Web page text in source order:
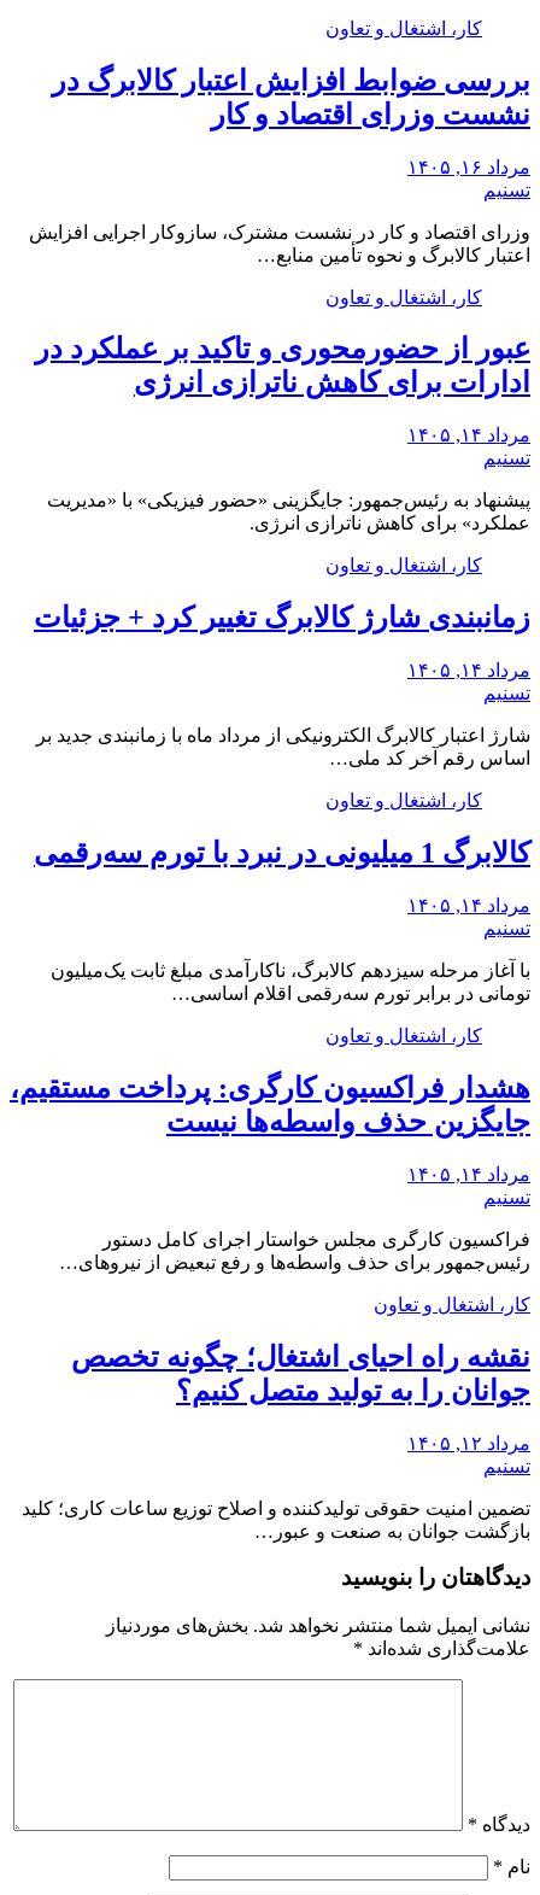
کار، اشتغال و تعاون
بررسی ضوابط افزایش اعتبار کالابرگ در
نشست وزرای اقتصاد و کار
مرداد ۱۶, ۱۴۰۵
تسنیم
وزرای اقتصاد و کار در نشست مشترک، سازوکار‌ اجرایی افزایش
اعتبار کالابرگ و نحوه تأمین منابع…
کار، اشتغال و تعاون
عبور از حضورمحوری و تاکید بر عملکرد در
ادارات برای کاهش ناترازی انرژی
مرداد ۱۴, ۱۴۰۵
تسنیم
پیشنهاد به رئیس‌جمهور: جایگزینی «حضور فیزیکی» با «مدیریت
عملکرد» برای کاهش ناترازی انرژی.
کار، اشتغال و تعاون
زمانبندی شارژ کالابرگ تغییر کرد + جزئیات
مرداد ۱۴, ۱۴۰۵
تسنیم
شارژ اعتبار کالابرگ الکترونیکی از مرداد ماه با زمانبندی جدید بر
اساس رقم آخر کد ملی…
کار، اشتغال و تعاون
کالابرگ 1 میلیونی در نبرد با تورم سه‌رقمی
مرداد ۱۴, ۱۴۰۵
تسنیم
با آغاز مرحله سیزدهم کالابرگ، ناکارآمدی مبلغ ثابت یک‌میلیون
تومانی در برابر تورم سه‌رقمی اقلام اساسی…
کار، اشتغال و تعاون
هشدار فراکسیون کارگری: پرداخت مستقیم،
جایگزین حذف واسطه‌ها نیست
مرداد ۱۴, ۱۴۰۵
تسنیم
فراکسیون کارگری مجلس خواستار اجرای کامل دستور
رئیس‌جمهور برای حذف واسطه‌ها و رفع تبعیض از نیروهای…
کار، اشتغال و تعاون
نقشه راه احیای اشتغال؛ چگونه تخصص
جوانان را به تولید متصل کنیم؟
مرداد ۱۲, ۱۴۰۵
تسنیم
تضمین امنیت حقوقی تولیدکننده و اصلاح توزیع ساعات کاری؛ کلید
بازگشت جوانان به صنعت و عبور…
دیدگاهتان را بنویسید
نشانی ایمیل شما منتشر نخواهد شد. بخش‌های موردنیاز
علامت‌گذاری شده‌اند *
دیدگاه *
نام *